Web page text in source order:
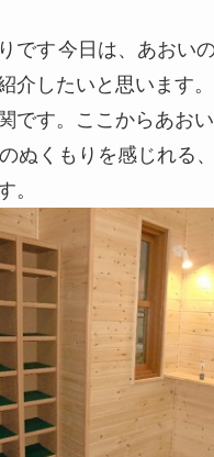
です今日は、あおい
介したいと思います。
です。
ここからあお
ぬくもりを感じれる
。